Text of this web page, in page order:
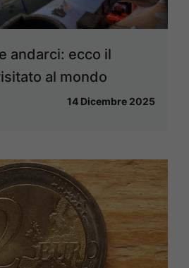
andarci: ecco il
al mondo
14 Dicembre 2025